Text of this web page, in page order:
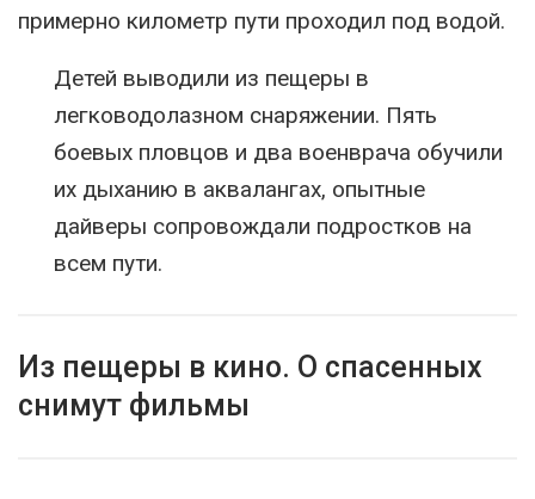
примерно километр пути проходил под водой.
Детей выводили из пещеры в
легководолазном снаряжении. Пять
боевых пловцов и два военврача обучили
их дыханию в аквалангах, опытные
дайверы сопровождали подростков на
всем пути.
Из пещеры в кино. О спасенных
снимут фильмы